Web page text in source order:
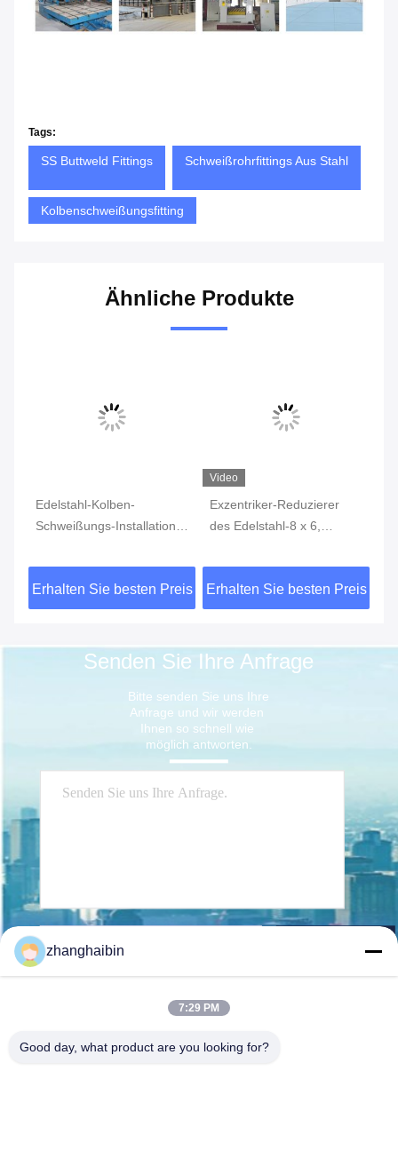
Tags:
SS Buttweld Fittings Schweißrohrfittings Aus Stahl
Kolbenschweißungsfitting
Ähnliche Produkte
Edelstahl-Kolben-
Schweißungs-Installations-
ASTM A403
Erhalten Sie besten Preis
Video
Exzentriker-Reduzierer
des Edelstahl-8 x 6,
Fitting WP304 WP316L
Erhalten Sie besten Preis
Senden Sie Ihre Anfrage
Bitte senden Sie uns Ihre
Anfrage und wir werden
Ihnen so schnell wie
möglich antworten.
Senden Sie
zhanghaibin
7:29 PM
Good day, what product are you looking for?